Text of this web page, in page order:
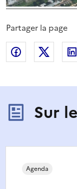
Partager la page
Partager sur
Sur
Agenda